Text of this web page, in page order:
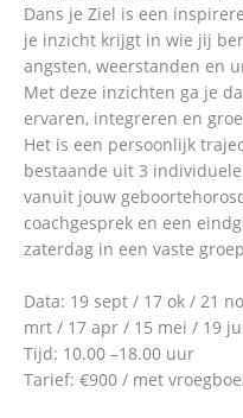
Dans je Ziel is een
je inzicht krijgt in wie jij
angsten, weerstanden en
Met deze inzichten ga je
ervaren, integreren en
Het is een persoonlijk
bestaande uit 3
vanuit jouw
coachgesprek en een
zaterdag in een vaste
Data: 19 sept / 17 ok / 21
mrt / 17 apr / 15 mei / 19
Tijd: 10.00 –18.00 uur
Tarief: €900 / met